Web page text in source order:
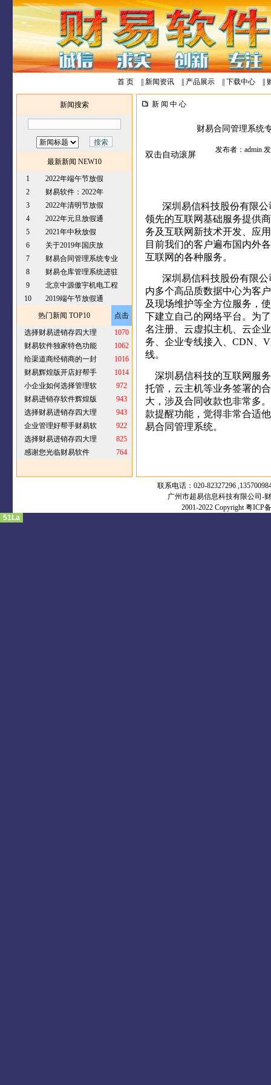
首 页|| 新闻资讯|| 产品展示|| 下载中心||
新闻搜索
最新新闻 NEW10
1
2022年端午节放假
2
财易软件：2022年
3
2022年清明节放假
4
2022年元旦放假通
5
2021年中秋放假
6
关于2019年国庆放
7
财易合同管理系统专业
8
财易仓库管理系统进驻
9
北京中源傲宇机电工程
10
2019端午节放假通
热门新闻 TOP10
点击
选择财易进销存四大理
1070
财易软件独家特色功能
1062
给渠道商经销商的一封
1016
财易辉煌版开店好帮手
1014
小企业如何选择管理软
972
财易进销存软件辉煌版
943
选择财易进销存四大理
943
企业管理好帮手财易软
922
选择财易进销存四大理
825
感谢您光临财易软件
764
新 闻 中 心
财易合同管理系统
双击自动滚屏
发布者：admin
深圳易信科技股份有限公
领先的互联网基础服务提供
务及互联网新技术开发、应
目前我们的客户遍布国内外
互联网的各种服务。
深圳易信科技股份有限
内多个高品质数据中心为客
及现场维护等全方位服务，
下建立自己的网络平台。为
名注册、云虚拟主机、云企
务、企业专线接入、 CDN
线。
深圳易信科技的互联网服
托管，云主机等业务签署的
大，涉及合同收款也非常多
款提醒功能，觉得非常合适
易合同管理系统。
联系电话：020-82327296
广州市超易信息科技有限公司-
2001-2022 Copyright粤ICP
51La